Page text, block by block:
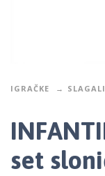
IGRAČKE
set